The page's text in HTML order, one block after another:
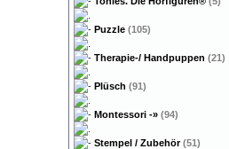
Puzzle (105)
Therapie-/ Handpuppen (21)
Plüsch (91)
Montessori -» (94)
Stempel / Zubehör(51)